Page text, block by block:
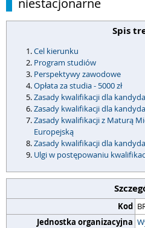
niestacjonarne
Spis
Cel kierunku
Program studiów
Perspektywy zawodowe
Opłata za studia - 5000 zł
Zasady kwalifikacji dla
Zasady kwalifikacji dla
Zasady kwalifikacji z Maturą
Europejską
Zasady kwalifikacji dla
Ulgi w postępowaniu
Kod
Jednostka organizacyjna